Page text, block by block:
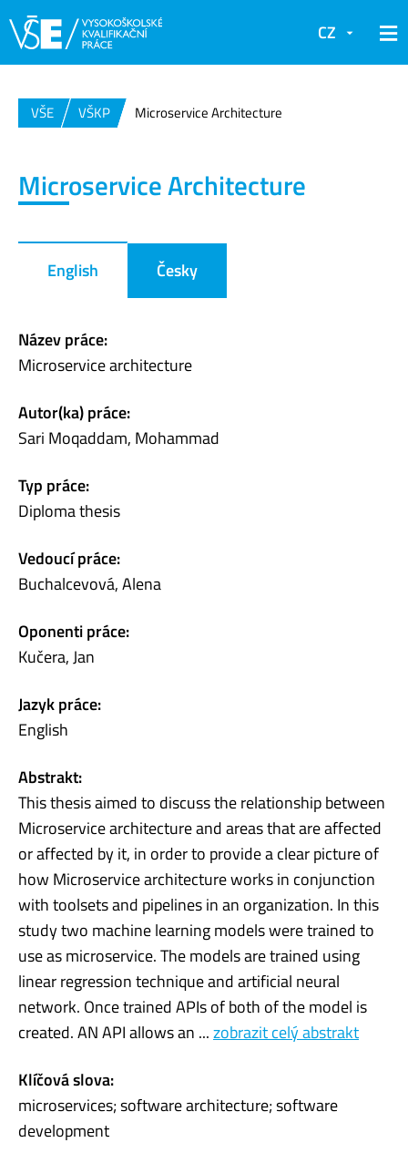
CZ
VŠE VŠKP Microservice Architecture
Microservice Architecture
English Česky
Název práce:
Microservice architecture
Autor(ka) práce:
Sari Moqaddam, Mohammad
Typ práce:
Diploma thesis
Vedoucí práce:
Buchalcevová, Alena
Oponenti práce:
Kučera, Jan
Jazyk práce:
English
Abstrakt:
This thesis aimed to discuss the relationship between
Microservice architecture and areas that are affected
or affected by it, in order to provide a clear picture of
how Microservice architecture works in conjunction
with toolsets and pipelines in an organization. In this
study two machine learning models were trained to
use as microservice. The models are trained using
linear regression technique and artificial neural
network. Once trained APIs of both of the model is
created. AN API allows an ...zobrazit celý abstrakt
Klíčová slova:
microservices; software architecture; software
development